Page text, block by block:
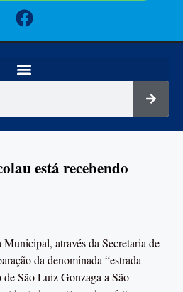
está recebendo
através da Secretaria de
da denominada “estrada
São Luiz Gonzaga a São